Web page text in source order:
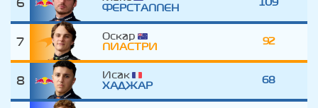
6
ФЕРСТАППЕН
109
7
Оскар
ПИАСТРИ
92
8
Исак
ХАДЖАР
68